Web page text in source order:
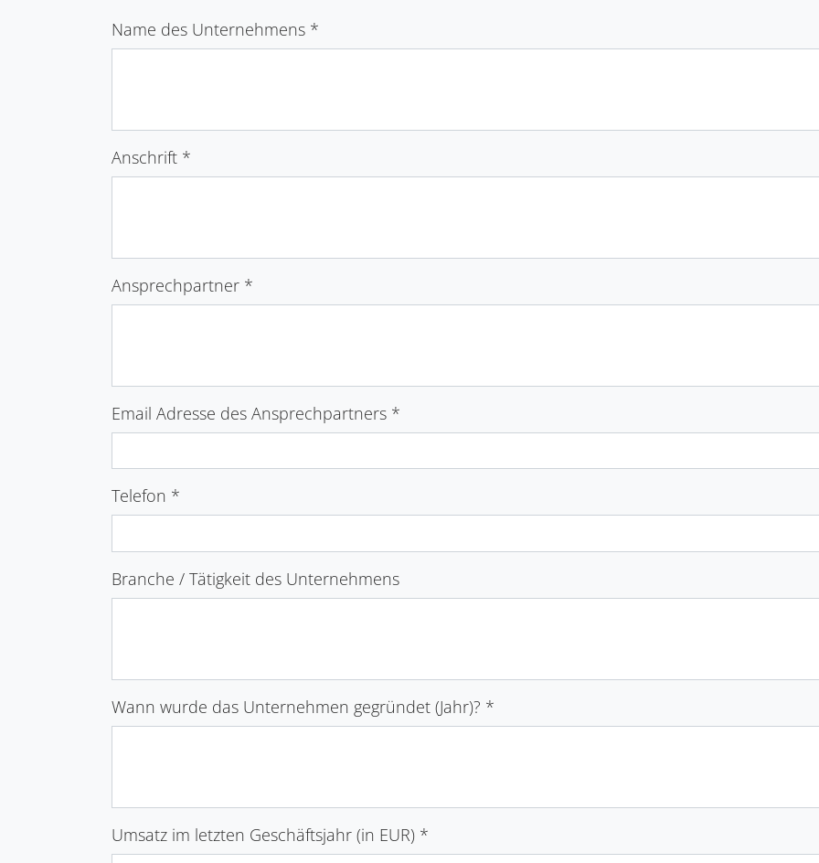
Name des Unternehmens *
Anschrift *
Ansprechpartner *
Email Adresse des Ansprechpartners *
Telefon *
Branche / Tätigkeit des Unternehmens
Wann wurde das Unternehmen gegründet (Jahr)? *
Umsatz im letzten Geschäftsjahr (in EUR) *